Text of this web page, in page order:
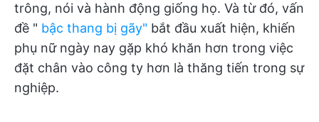
trông, nói và hành động giống họ. Và từ đó, vấn
đề " bậc thang bị gãy" bắt đầu xuất hiện, khiến
phụ nữ ngày nay gặp khó khăn hơn trong việc
đặt chân vào công ty hơn là thăng tiến trong sự
nghiệp.